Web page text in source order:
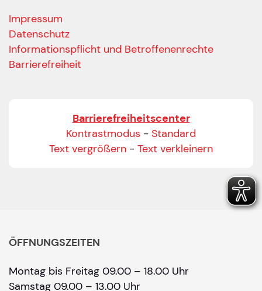
Impressum
Datenschutz
Informationspflicht und Betroffenenrechte
Barrierefreiheit
Barrierefreiheitscenter
Kontrastmodus - Standard
Text vergrößern - Text verkleinern
ÖFFNUNGSZEITEN
Montag bis Freitag 09.00 – 18.00 Uhr
Samstag 09.00 – 13.00 Uhr